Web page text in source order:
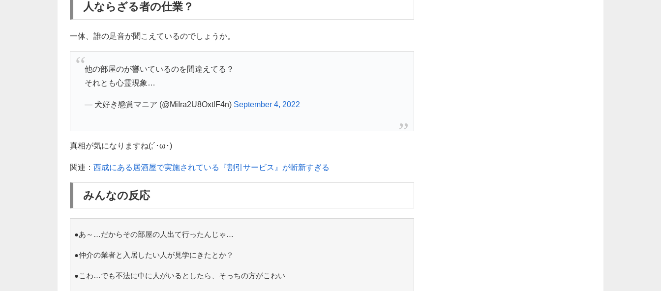
人ならざる者の仕業？
一体、誰の足音が聞こえているのでしょうか。
他の部屋のが響いているのを間違えてる？
それとも心霊現象…
— 犬好き懸賞マニア (@MiIra2U8OxtlF4n) September 4, 2022
真相が気になりますね(;´･ω･)
関連： 西成にある居酒屋で実施されている『割引サービス』が斬新すぎる
みんなの反応
●あ～…だからその部屋の人出て行ったんじゃ…
●仲介の業者と入居したい人が見学にきたとか？
●こわ…でも不法に中に人がいるとしたら、そっちの方がこわい